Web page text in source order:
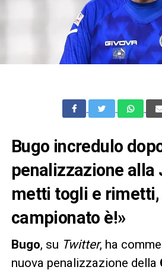
Bugo incredulo
penalizzazione alla
metti togli e rimetti,
campionato è!»
Bugo, su Twitter, ha
nuova penalizzazione della